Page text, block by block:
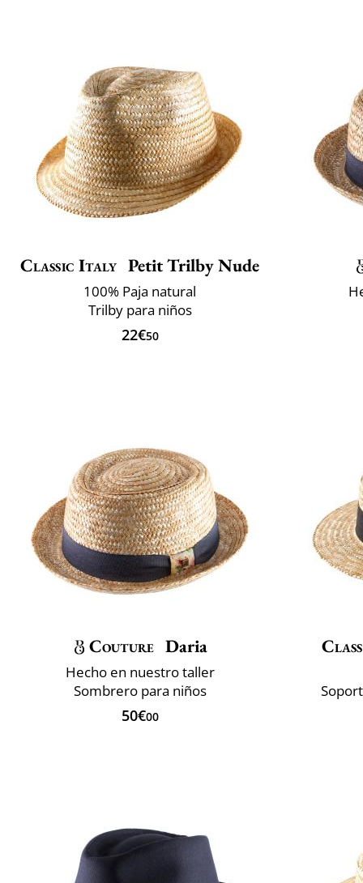
Classic Italy Petit Trilby Nude
100% Paja natural
Trilby para niños
22€50
Couture Daria
Hecho en nuestro taller
Sombrero para niños
50€00